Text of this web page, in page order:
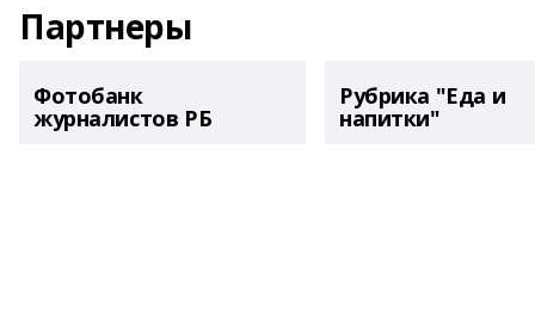
Партнеры
Фотобанк
журналистов РБ
Рубрика "Еда и
напитки"